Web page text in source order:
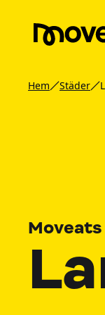
Hem Städer
Moveats